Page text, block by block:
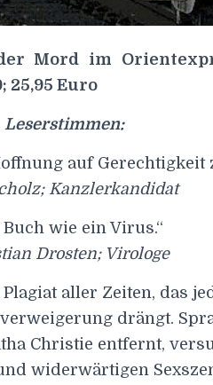
Mord im
25,95 Euro
Leserstimmen:
auf Gerechtigkeit
Kanzlerkandidat
Buch wie ein Virus.“
Drosten; Virologe
aller Zeiten, das
drängt.
Christie entfernt,
widerwärtigen